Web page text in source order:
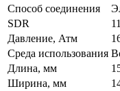
Способ соединения
SDR
11
Давление, Атм
Среда использования
Длина, мм
Ширина, мм